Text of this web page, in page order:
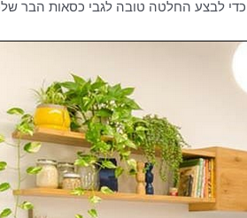
לבצע החלטה טובה לגבי כסאות הבר